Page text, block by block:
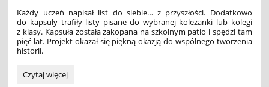
Każdy uczeń napisał list do siebie… z przyszłości. Dodatkowo
do kapsuły trafiły listy pisane do wybranej koleżanki lub kolegi
z klasy. Kapsuła została zakopana na szkolnym patio i spędzi tam
pięć lat. Projekt okazał się piękną okazją do wspólnego tworzenia
historii.
Klasowa
Czytaj więcej